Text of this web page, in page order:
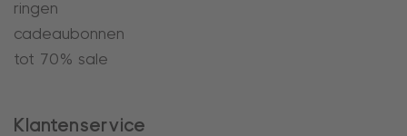
ringen
cadeaubonnen
tot 70% sale
Klantenservice